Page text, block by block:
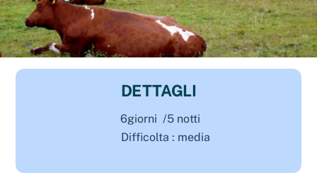
DETTAGLI
6giorni /5 notti
Difficolta : media